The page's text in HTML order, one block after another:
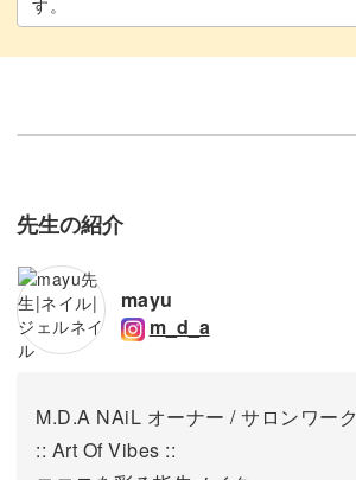
先生の紹介
mayu
m_d_a
M.D.A NAiL オーナー / サロンワー
:: Art Of Vibes ::